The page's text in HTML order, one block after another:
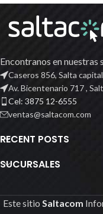
Encontranos en nuestras
Caseros 856, Salta capital
Av. Bicentenario 717 ,
Cel: 3875 12-6555
ventas@saltacom.com
RECENT POSTS
SUCURSALES
Este sitio Saltacom